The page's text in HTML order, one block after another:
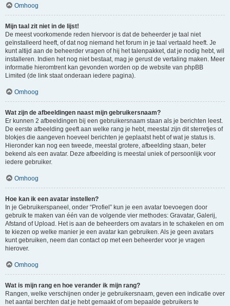
Omhoog
Mijn taal zit niet in de lijst!
De meest voorkomende reden hiervoor is dat de beheerder je taal niet
geïnstalleerd heeft, of dat nog niemand het forum in je taal vertaald heeft. Je
kunt altijd aan de beheerder vragen of hij het talenpakket, dat je nodig hebt, wil
installeren. Indien het nog niet bestaat, mag je gerust de vertaling maken. Meer
informatie hieromtrent kan gevonden worden op de website van phpBB
Limited (de link staat onderaan iedere pagina).
Omhoog
Wat zijn de afbeeldingen naast mijn gebruikersnaam?
Er kunnen 2 afbeeldingen bij een gebruikersnaam staan als je berichten leest.
De eerste afbeelding geeft aan welke rang je hebt, meestal zijn dit sterretjes of
blokjes die aangeven hoeveel berichten je geplaatst hebt of wat je status is.
Hieronder kan nog een tweede, meestal grotere, afbeelding staan, beter
bekend als een avatar. Deze afbeelding is meestal uniek of persoonlijk voor
iedere gebruiker.
Omhoog
Hoe kan ik een avatar instellen?
In je Gebruikerspaneel, onder “Profiel” kun je een avatar toevoegen door
gebruik te maken van één van de volgende vier methodes: Gravatar, Galerij,
Afstand of Upload. Het is aan de beheerders om avatars in te schakelen en om
te kiezen op welke manier je een avatar kan gebruiken. Als je geen avatars
kunt gebruiken, neem dan contact op met een beheerder voor je vragen
hierover.
Omhoog
Wat is mijn rang en hoe verander ik mijn rang?
Rangen, welke verschijnen onder je gebruikersnaam, geven een indicatie over
het aantal berchten dat je hebt gemaakt of om bepaalde gebruikers te